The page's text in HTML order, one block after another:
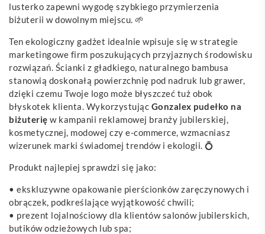
lusterko zapewni wygodę szybkiego przymierzenia
biżuterii w dowolnym miejscu. 🌱
Ten ekologiczny gadżet idealnie wpisuje się w strategie
marketingowe firm poszukujących przyjaznych środowisku
rozwiązań. Ścianki z gładkiego, naturalnego bambusa
stanowią doskonałą powierzchnię pod nadruk lub grawer,
dzięki czemu Twoje logo może błyszczeć tuż obok
błyskotek klienta. Wykorzystując Gonzalex pudełko na
biżuterię w kampanii reklamowej branży jubilerskiej,
kosmetycznej, modowej czy e-commerce, wzmacniasz
wizerunek marki świadomej trendów i ekologii. 💍
Produkt najlepiej sprawdzi się jako:
• ekskluzywne opakowanie pierścionków zaręczynowych i
obrączek, podkreślające wyjątkowość chwili;
• prezent lojalnościowy dla klientów salonów jubilerskich,
butików odzieżowych lub spa;